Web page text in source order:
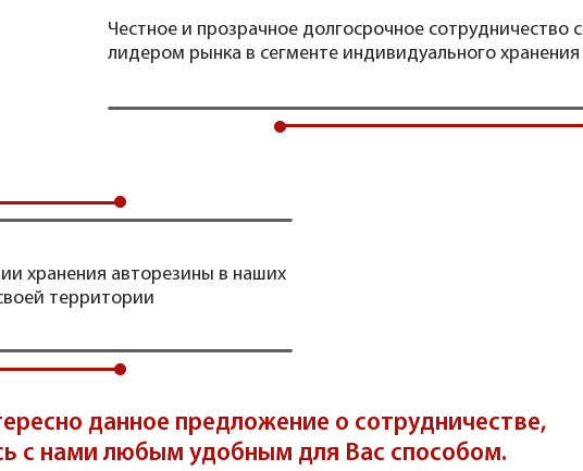
Честное и прозрачное долгосрочное сотрудничество с
лидером рынка в сегменте индивидуального хранения
хранения авторезины в наших
территории
данное предложение о сотрудничестве,
с нами любым удобным для Вас способом.